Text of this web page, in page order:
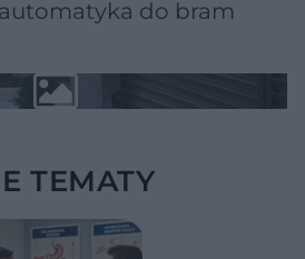
do bram
TEMATY